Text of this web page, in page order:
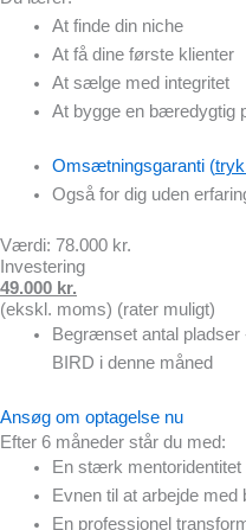
At finde din niche
At få dine første klienter
At sælge med integritet
At bygge en bæredygtig
Omsætningsgaranti (
Også for dig uden
Værdi: 78.000 kr.
Investering
49.000 kr.
(ekskl. moms) (rater muligt)
Begrænset antal
BIRD i denne måned
Ansøg om optagelse nu
Efter 6 måneder står du med:
En stærk mentoridentitet
Evnen til at arbejde med
En professionel